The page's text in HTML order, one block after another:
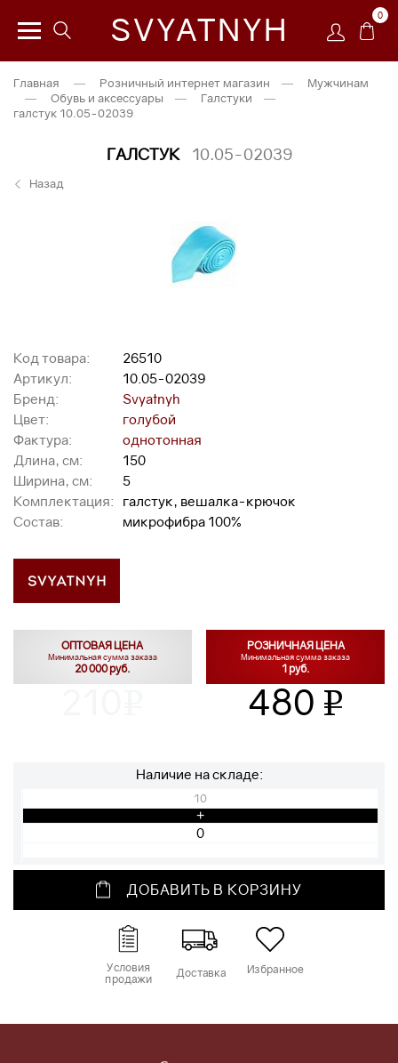
SVYATNYH 0
Главная — Розничный интернет магазин —
Мужчинам
—
Обувь и аксессуары — Галстуки
—
галстук 10.05-02039
ГАЛСТУК 10.05-02039
Назад
Код товара:
26510
Артикул:
10.05-02039
Бренд:
Svyatnyh
Цвет:
голубой
Фактура:
однотонная
Длина, см:
150
Ширина, см:
5
Комплектация:
галстук, вешалка-крючок
Состав:
микрофибра 100%
ОПТОВАЯ ЦЕНА
Минимальная сумма заказа
20 000 руб.
РОЗНИЧНАЯ ЦЕНА
Минимальная сумма заказа
1 руб.
480 v
Наличие на складе:
10
+
ДОБАВИТЬ В КОРЗИНУ
Условия
продажи Доставка Избранное